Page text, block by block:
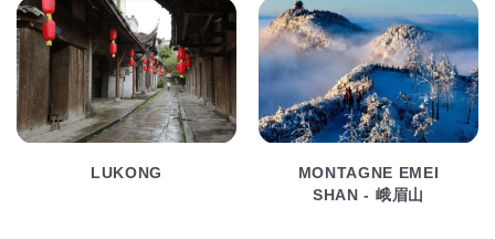
LUKONG
MONTAGNE EMEI
SHAN - 峨眉山